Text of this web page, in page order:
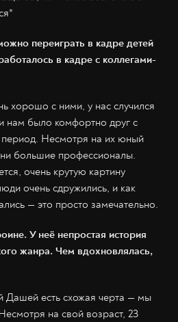
переиграть в кадре детей
в кадре с коллегами-
хорошо с ними, у нас случился
нам было комфортно друг с
Несмотря на их юный
большие профессионалы.
очень крутую картину
очень сдружились, и как
— это просто замечательно.
У неё непростая история
жанра. Чем вдохновлялась,
Дашей есть схожая черта — мы
на свой возраст, 23